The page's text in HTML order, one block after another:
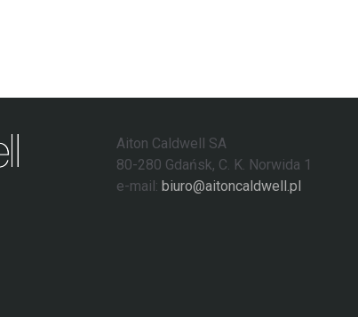
Aiton Caldwell SA
80-280 Gdańsk, C. K. Norwida 1
e-mail: biuro@aitoncaldwell.pl